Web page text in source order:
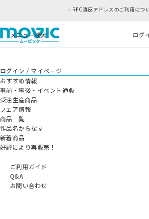
RFC違反アドレスのご利用につ
メニュー検索 ログ
ログイン / マイページ
おすすめ情報
事前・事後・イベント通販
受注生産商品
フェア情報
商品一覧
作品名から探す
新着商品
好評により再販売！
ご利用ガイド
Q&A
お問い合わせ